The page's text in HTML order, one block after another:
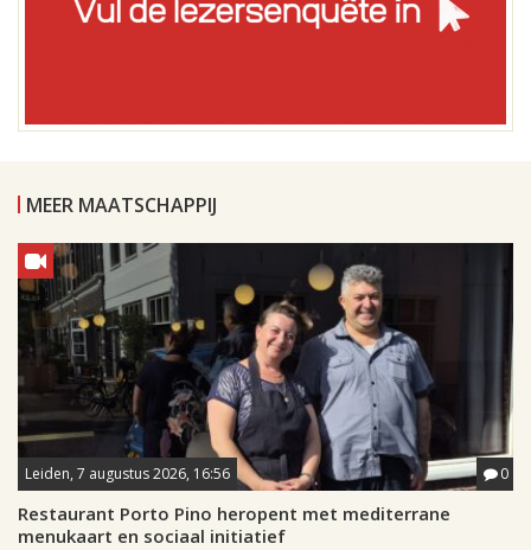
MEER MAATSCHAPPIJ
Leiden, 7 augustus 2026, 16:56 0
Restaurant Porto Pino heropent met mediterrane
menukaart en sociaal initiatief